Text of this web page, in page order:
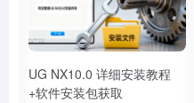
UG NX10.0 详细安装教程
+软件安装包获取